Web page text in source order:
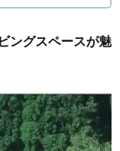
ングスペースが魅